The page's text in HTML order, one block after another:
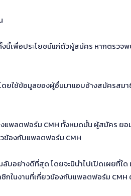
นี้เพื่อประโยชน์แก่ตัวผู้สมัคร หากตรว
ยใช้ข้อมูลของผู้อื่นมาแอบอ้างสมัครส
พลตฟอร์ม CMH ทั้งหมดนั้น ผู้สมัคร ย
ข้องกับแพลตฟอร์ม CMH
อย่างดีที่สุด โดยจะมินำไปเปิดเผยที่ใ
ในงานที่เกี่ยวข้องกับแพลตฟอร์ม